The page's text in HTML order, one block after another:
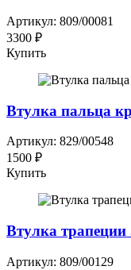
Артикул: 809/00081
3300 ₽
Купить
Втулка пальца
Артикул: 829/00548
1500 ₽
Купить
Втулка трапеции
Артикул: 809/00129